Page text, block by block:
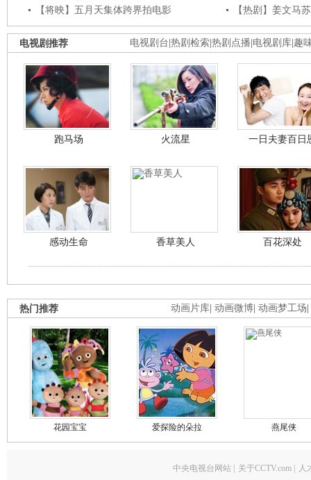
【将映】五月天集体跨界拍电影
【热剧】姜文马
电视剧台 热剧检索 热剧点播 电视剧库 趣
电视剧推荐
跑马场 火流星 一日夫妻百日
感动生命 香草美人 百花深处
动画片库 动画微博 动画梦工场
热门推荐
花园宝宝 爱探险的朵拉 燕尾侠
中央电视台网站 关于CCTV.com 人